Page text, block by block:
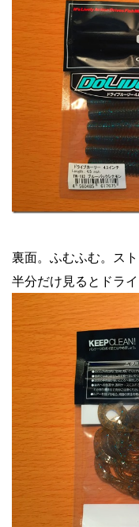
裏面。ふむふむ。ス
半分だけ見るとドラ